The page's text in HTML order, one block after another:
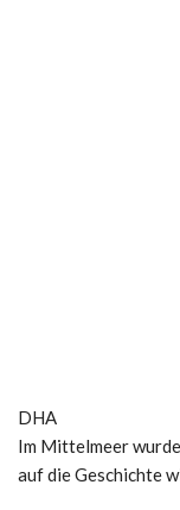
DHA
Im Mittelmeer
auf die Geschichte